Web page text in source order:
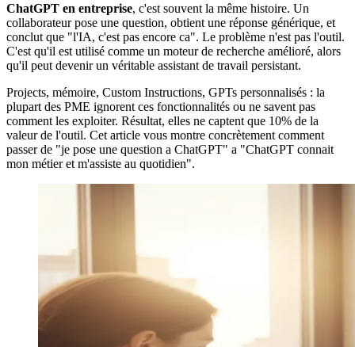
ChatGPT en entreprise, c'est souvent la même histoire. Un
collaborateur pose une question, obtient une réponse générique, et
conclut que "l'IA, c'est pas encore ca". Le problème n'est pas l'outil.
C'est qu'il est utilisé comme un moteur de recherche amélioré, alors
qu'il peut devenir un véritable assistant de travail persistant.
Projects, mémoire, Custom Instructions, GPTs personnalisés : la
plupart des PME ignorent ces fonctionnalités ou ne savent pas
comment les exploiter. Résultat, elles ne captent que 10% de la
valeur de l'outil. Cet article vous montre concrètement comment
passer de "je pose une question a ChatGPT" a "ChatGPT connait
mon métier et m'assiste au quotidien".